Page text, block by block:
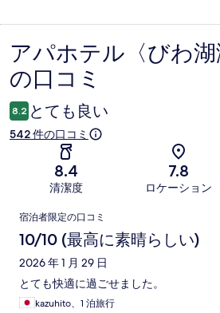
口
コ
ミ
アパホテル〈びわ湖
の口コミ
8.2 とても良い
542 件の口コミ
8.4
清潔度
7.8
ロケーション
口
コ
ミ
宿泊者限定の口コミ
10/10 (最高に素晴らしい)
2026 年 1 月 29 日
とても快適に過ごせました。
kazuhito、1 泊旅行